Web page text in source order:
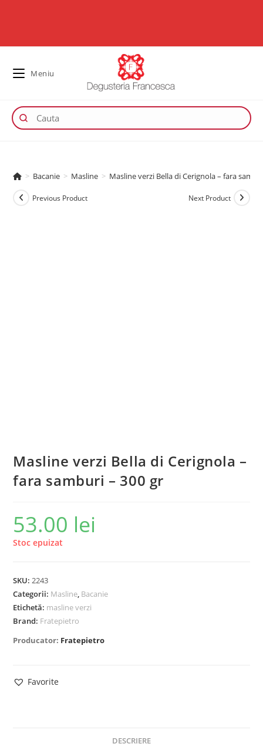
Meniu
> Bacanie > Masline > Masline verzi Bella di Cerignola – fara
Previous Product Next Product
Masline verzi Bella di Cerignola –
fara samburi – 300 gr
53.00 lei
Stoc epuizat
SKU:2243
Categorii: Masline, Bacanie
Etichetă: masline verzi
Brand: Fratepietro
Producator: Fratepietro
Favorite
DESCRIERE